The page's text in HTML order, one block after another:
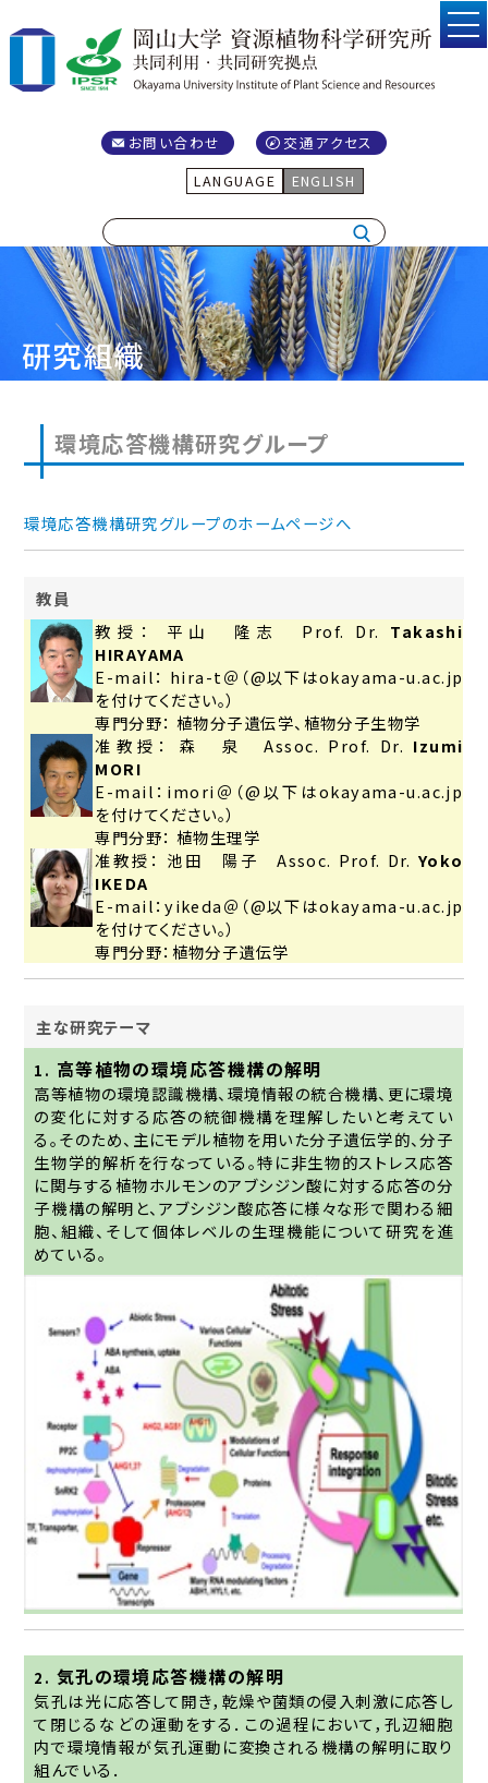
お問い合わせ
交通アクセス
LANGUAGE
ENGLISH
研究組織
環境応答機構研究グループ
環境応答機構研究グループのホームページへ
教員
教授： 平山 隆志 Prof. Dr. Takashi
HIRAYAMA
E-mail： hira-t＠（@以下はokayama-u.ac.jp
を付けてください。）
専門分野： 植物分子遺伝学、植物分子生物学
准教授： 森 泉 Assoc. Prof. Dr. Izumi
MORI
E-mail：imori＠（@以下はokayama-u.ac.jp
を付けてください。）
専門分野： 植物生理学
准教授： 池田 陽子 Assoc. Prof. Dr. Yoko
IKEDA
E-mail：yikeda＠（@以下はokayama-u.ac.jp
を付けてください。）
専門分野：植物分子遺伝学
主な研究テーマ
1. 高等植物の環境応答機構の解明
高等植物の環境認識機構、環境情報の統合機構、更に環境
の変化に対する応答の統御機構を理解したいと考えてい
る。そのため、主にモデル植物を用いた分子遺伝学的、分子
生物学的解析を行なっている。特に非生物的ストレス応答
に関与する植物ホルモンのアブシジン酸に対する応答の分
子機構の解明と、アブシジン酸応答に様々な形で関わる細
胞、組織、そして個体レベルの生理機能について研究を進
めている。
2. 気孔の環境応答機構の解明
気孔は光に応答して開き，乾燥や菌類の侵入刺激に応答し
て閉じるなどの運動をする．この過程において，孔辺細胞
内で環境情報が気孔運動に変換される機構の解明に取り
組んでいる．